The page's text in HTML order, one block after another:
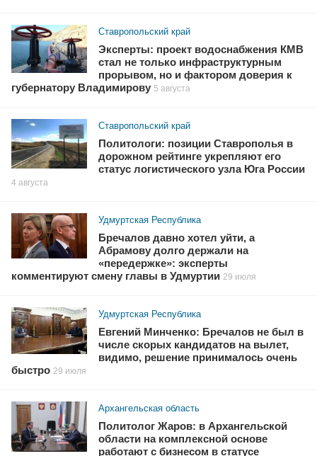
Ставропольский край
Эксперты: проект водоснабжения КМВ
стал не только инфраструктурным
прорывом, но и фактором доверия к
губернатору Владимирову 5 августа
Ставропольский край
Политологи: позиции Ставрополья в
дорожном рейтинге укрепляют его
статус логистического узла Юга России
4 августа
Удмуртская Республика
Бречалов давно хотел уйти, а
Абрамову долго держали на
«передержке»: эксперты
комментируют смену главы в Удмуртии 29 июля
Удмуртская Республика
Евгений Минченко: Бречалов не был в
числе скорых кандидатов на вылет,
видимо, решение принималось очень
быстро 29 июля
Архангельская область
Политолог Жаров: в Архангельской
области на комплексной основе
работают с бизнесом в статусе